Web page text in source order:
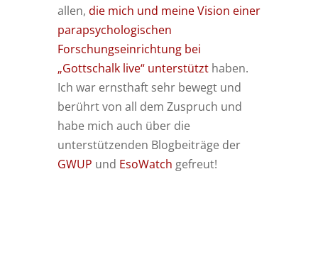
allen, die mich und meine Vision einer
parapsychologischen
Forschungseinrichtung bei
„Gottschalk live“ unterstützthaben.
Ich war ernsthaft sehr bewegt und
berührt von all dem Zuspruch und
habe mich auch über die
unterstützenden Blogbeiträge der
GWUP und EsoWatch gefreut!